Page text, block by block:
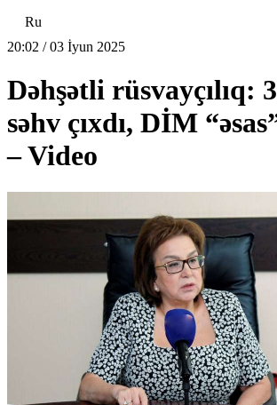
Ru
20:02 / 03 İyun 2025
Dəhşətli rüsvayçılıq:
səhv çıxdı, DİM
– Video